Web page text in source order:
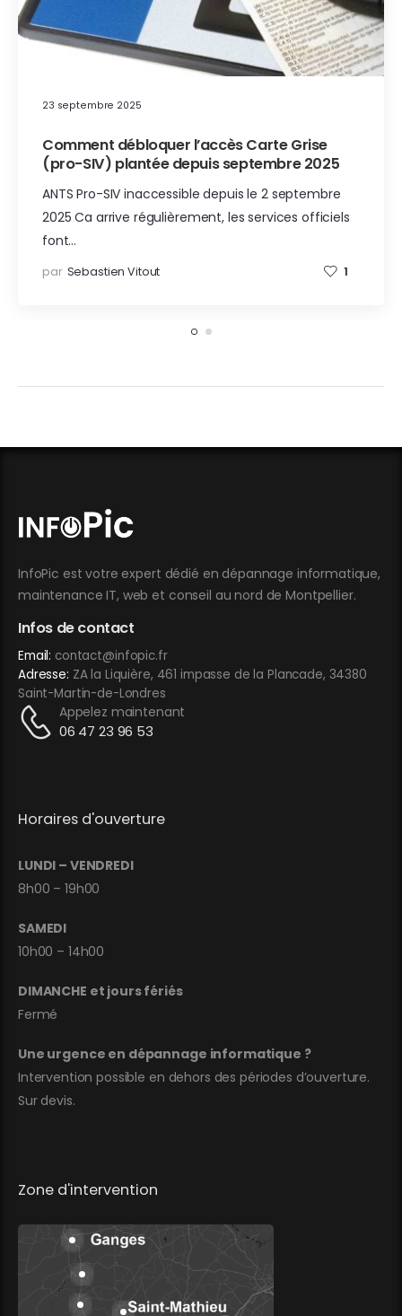
23 septembre 2025
Comment débloquer l’accès Carte Grise
(pro-SIV) plantée depuis septembre 2025
ANTS Pro-SIV inaccessible depuis le 2 septembre
2025 Ca arrive régulièrement, les services officiels
font…
par Sebastien Vitout 1
InfoPic est votre expert dédié en dépannage informatique,
maintenance IT, web et conseil au nord de Montpellier.
Infos de contact
Email: contact@infopic.fr
Adresse: ZA la Liquière, 461 impasse de la Plancade, 34380
Saint-Martin-de-Londres
Appelez maintenant
06 47 23 96 53
Horaires d'ouverture
LUNDI – VENDREDI
8h00 – 19h00
SAMEDI
10h00 – 14h00
DIMANCHE et jours fériés
Fermé
Une urgence en dépannage informatique ?
Intervention possible en dehors des périodes d’ouverture.
Sur devis.
Zone d'intervention